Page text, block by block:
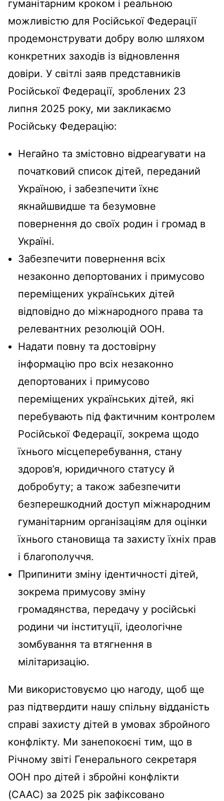
гуманітарним кроком і реальною
можливістю для Російської Федерації
продемонструвати добру волю шляхом
конкретних заходів із відновлення
довіри. У світлі заяв представників
Російської Федерації, зроблених 23
липня 2025 року, ми закликаємо
Російську Федерацію:
Негайно та змістовно відреагувати на
початковий список дітей, переданий
Україною, і забезпечити їхнє
якнайшвидше та безумовне
повернення до своїх родин і громад в
Україні.
Забезпечити повернення всіх
незаконно депортованих і примусово
переміщених українських дітей
відповідно до міжнародного права та
релевантних резолюцій ООН.
Надати повну та достовірну
інформацію про всіх незаконно
депортованих і примусово
переміщених українських дітей, які
перебувають під фактичним контролем
Російської Федерації, зокрема щодо
їхнього місцеперебування, стану
здоров’я, юридичного статусу й
добробуту; а також забезпечити
безперешкодний доступ міжнародним
гуманітарним організаціям для оцінки
їхнього становища та захисту їхніх прав
і благополуччя.
Припинити зміну ідентичності дітей,
зокрема примусову зміну
громадянства, передачу у російські
родини чи інституції, ідеологічне
зомбування та втягнення в
мілітаризацію.
Ми використовуємо цю нагоду, щоб ще
раз підтвердити нашу спільну відданість
справі захисту дітей в умовах збройного
конфлікту. Ми занепокоєні тим, що в
Річному звіті Генерального секретаря
ООН про дітей і збройні конфлікти
(CAAC) за 2025 рік зафіксовано